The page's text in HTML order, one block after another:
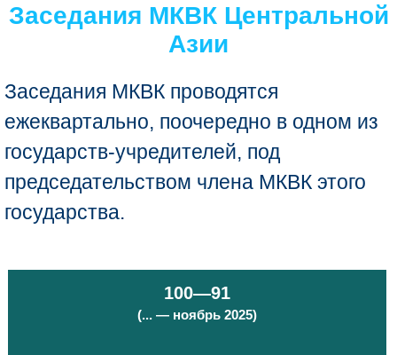
Заседания МКВК Центральной
Азии
Заседания МКВК проводятся
ежеквартально, поочередно в одном из
государств-учредителей, под
председательством члена МКВК этого
государства.
100—91
(... — ноябрь 2025)